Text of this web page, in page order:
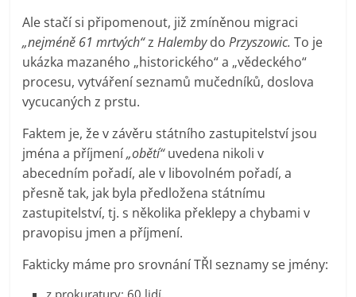
Ale stačí si připomenout, již zmíněnou migraci
„nejméně 61 mrtvých“zHalembydoPrzyszowic. To je
ukázka mazaného „historického“ a „vědeckého“
procesu, vytváření seznamů mučedníků, doslova
vycucaných z prstu.
Faktem je, že v závěru státního zastupitelství jsou
jména a příjmení„obětí“uvedena nikoli v
abecedním pořadí, ale v libovolném pořadí, a
přesně tak, jak byla předložena státnímu
zastupitelství, tj. s několika překlepy a chybami v
pravopisu jmen a příjmení.
Fakticky máme pro srovnání TŘI seznamy se jmény:
z prokuratury: 60 lidí.